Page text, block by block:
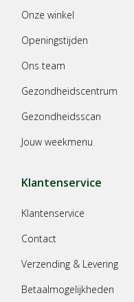
Onze winkel
Openingstijden
Ons team
Gezondheidscentrum
Gezondheidsscan
Jouw weekmenu
Klantenservice
Klantenservice
Contact
Verzending & Levering
Betaalmogelijkheden